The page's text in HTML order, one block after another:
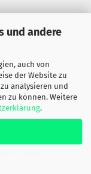
und andere
auch von
der Website zu
analysieren und
zu können. Weitere
.